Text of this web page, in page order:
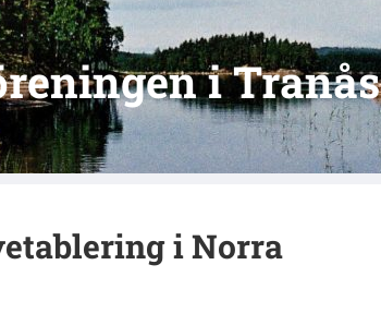
i Tranås
i Norra